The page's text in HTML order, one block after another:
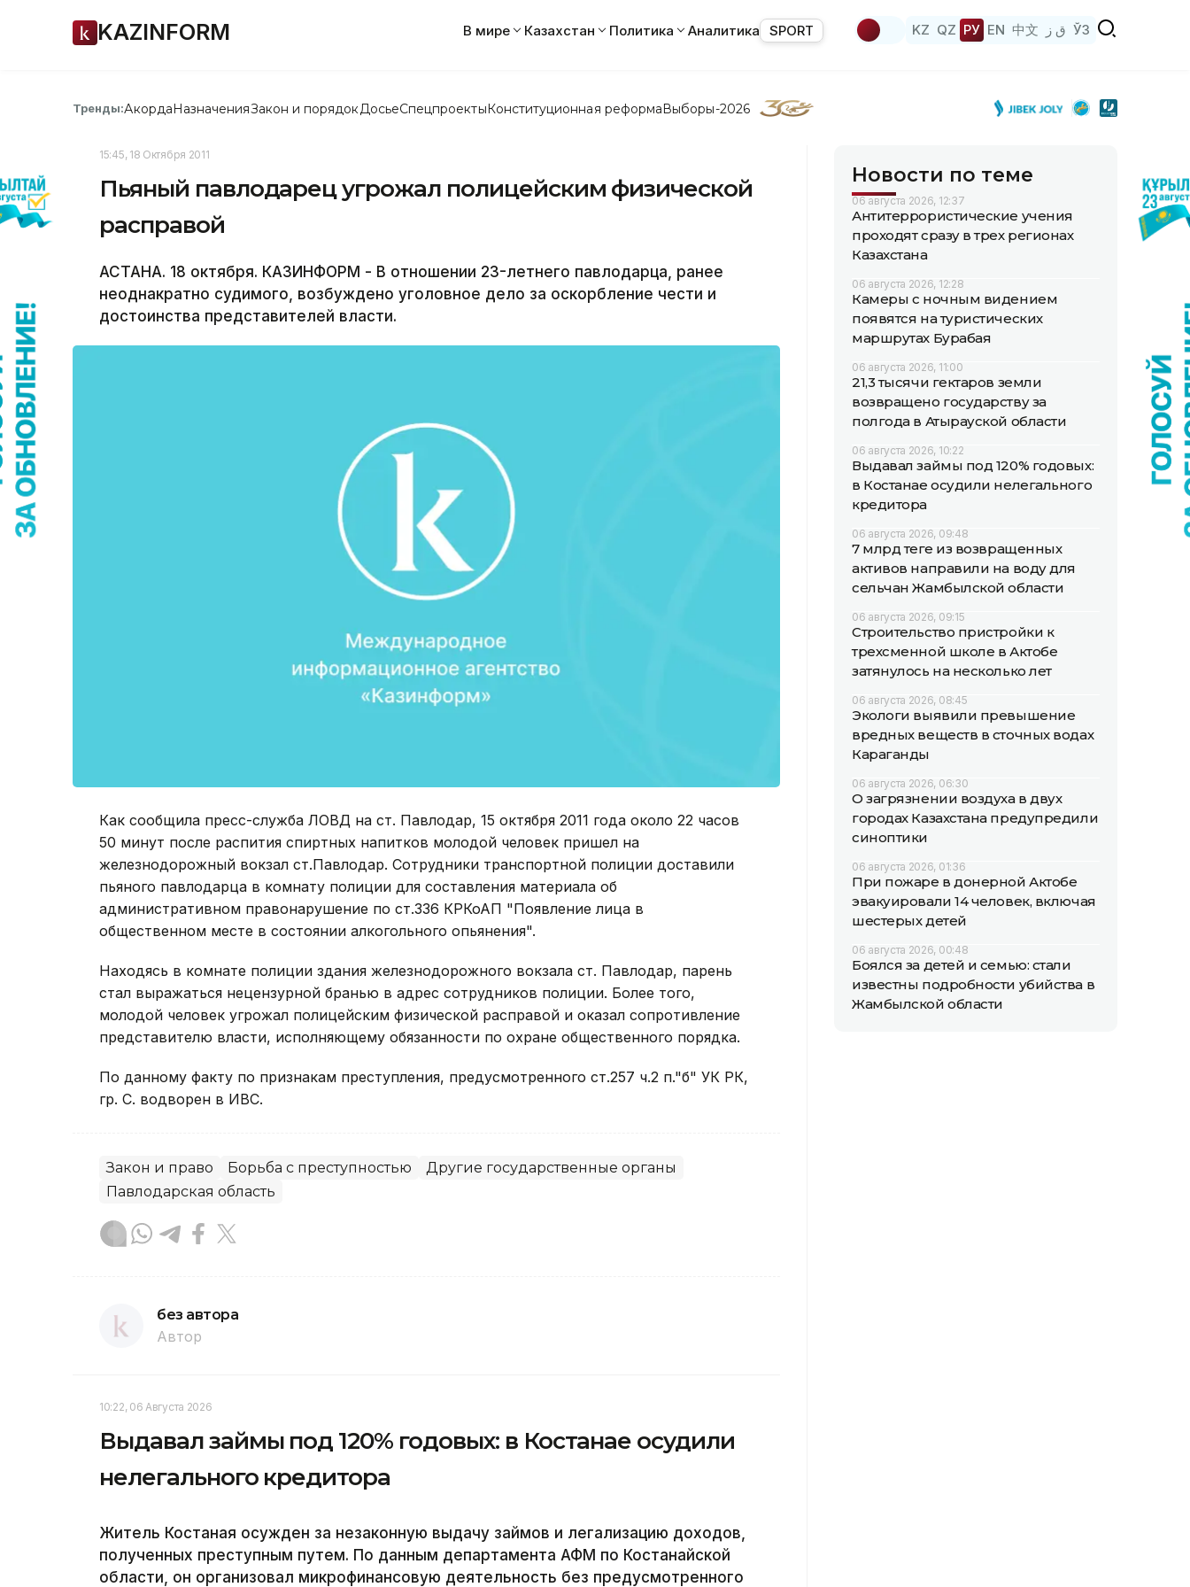
KAZINFORM В мире Казахстан Политика Аналитика SPORT KZ QZ РУ EN 中文 ق ز ЎЗ
Тренды:АкордаНазначенияЗакон и порядок ДосьеСпецпроектыКонституционная реформаВыборы-2026
15:45, 18 Октября 2011
Пьяный павлодарец угрожал полицейским физической
расправой
АСТАНА. 18 октября. КАЗИНФОРМ - В отношении 23-летнего павлодарца, ранее
неоднакратно судимого, возбуждено уголовное дело за оскорбление чести и
достоинства представителей власти.
Как сообщила пресс-служба ЛОВД на ст. Павлодар, 15 октября 2011 года около 22 часов
50 минут после распития спиртных напитков молодой человек пришел на
железнодорожный вокзал ст.Павлодар. Сотрудники транспортной полиции доставили
пьяного павлодарца в комнату полиции для составления материала об
административном правонарушение по ст.336 КРКоАП "Появление лица в
общественном месте в состоянии алкогольного опьянения".
Находясь в комнате полиции здания железнодорожного вокзала ст. Павлодар, парень
стал выражаться нецензурной бранью в адрес сотрудников полиции. Более того,
молодой человек угрожал полицейским физической расправой и оказал сопротивление
представителю власти, исполняющему обязанности по охране общественного порядка.
По данному факту по признакам преступления, предусмотренного ст.257 ч.2 п."б" УК РК,
гр. С. водворен в ИВС.
Закон и право Борьба с преступностью
Другие государственные органы
Павлодарская область
без автора
Автор
10:22, 06 Августа 2026
Выдавал займы под 120% годовых: в Костанае осудили
нелегального кредитора
Житель Костаная осужден за незаконную выдачу займов и легализацию доходов,
полученных преступным путем. По данным департамента АФМ по Костанайской
области, он организовал микрофинансовую деятельность без предусмотренного
Новости по теме
06 августа 2026, 12:37
Антитеррористические учения
проходят сразу в трех регионах
Казахстана
06 августа 2026, 12:28
Камеры с ночным видением
появятся на туристических
маршрутах Бурабая
06 августа 2026, 11:00
21,3 тысячи гектаров земли
возвращено государству за
полгода в Атырауской области
06 августа 2026, 10:22
Выдавал займы под 120% годовых:
в Костанае осудили нелегального
кредитора
06 августа 2026, 09:48
7 млрд теңге из возвращенных
активов направили на воду для
сельчан Жамбылской области
06 августа 2026, 09:15
Строительство пристройки к
трехсменной школе в Актобе
затянулось на несколько лет
06 августа 2026, 08:45
Экологи выявили превышение
вредных веществ в сточных водах
Караганды
06 августа 2026, 06:30
О загрязнении воздуха в двух
городах Казахстана предупредили
синоптики
06 августа 2026, 01:36
При пожаре в донерной Актобе
эвакуировали 14 человек, включая
шестерых детей
06 августа 2026, 00:48
Боялся за детей и семью: стали
известны подробности убийства в
Жамбылской области